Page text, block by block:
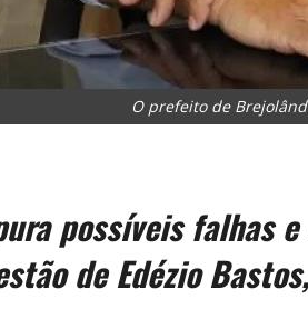
O prefeito de
possíveis
de Edézio